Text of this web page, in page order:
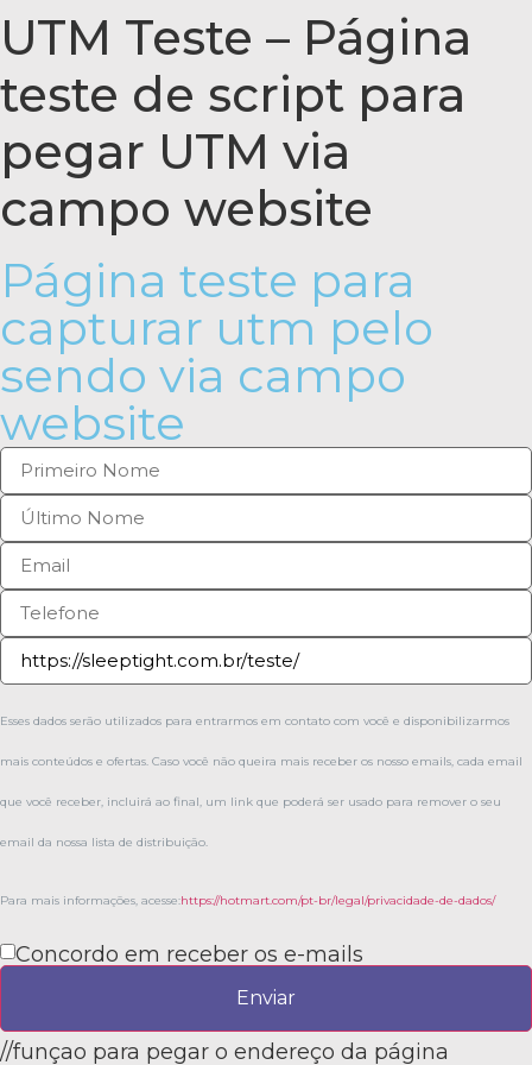
UTM Teste – Página
teste de script para
pegar UTM via
campo website
Página teste para
capturar utm pelo
sendo via campo
website
Esses dados serão utilizados para entrarmos em contato com você e disponibilizarmos
mais conteúdos e ofertas. Caso você não queira mais receber os nosso emails, cada email
que você receber, incluirá ao final, um link que poderá ser usado para remover o seu
email da nossa lista de distribuição.
Para mais informações, acesse:https://hotmart.com/pt-br/legal/privacidade-de-dados/
Concordo em receber os e-mails
Enviar
//funçao para pegar o endereço da página